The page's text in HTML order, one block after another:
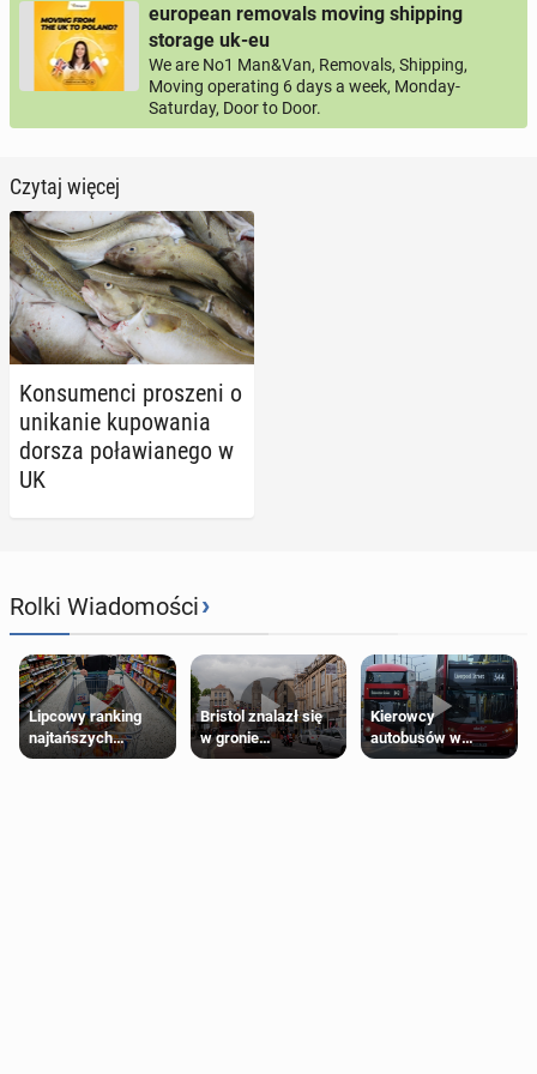
european removals moving shipping
storage uk-eu
We are No1 Man&Van, Removals, Shipping,
Moving operating 6 days a week, Monday-
Saturday, Door to Door.
Czytaj więcej
Kon­su­men­ci pro­sze­ni o
uni­ka­nie ku­po­wa­nia
dorsza po­ła­wia­ne­go w
UK
Rolki Wiadomości›
Lipcowy ranking
najtańszych
supermarketów
Bristol znalazł się
w gronie
najlepszych
Kierowcy
autobusów w
Londynie